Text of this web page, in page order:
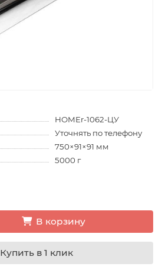
HOMEr-1062-ЦУ
Уточнять по телефону
750×91×91 мм
5000 г
В корзину
Купить в 1 клик